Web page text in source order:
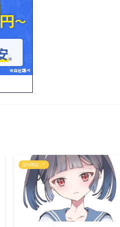
語呂暗記 - T